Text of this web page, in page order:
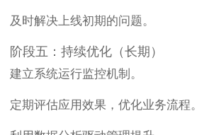
及时解决上线初期的问题。
阶段五：持续优化（长期）
建立系统运行监控机制。
定期评估应用效果，优化业务流程。